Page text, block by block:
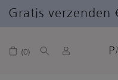
Gratis verzenden
0